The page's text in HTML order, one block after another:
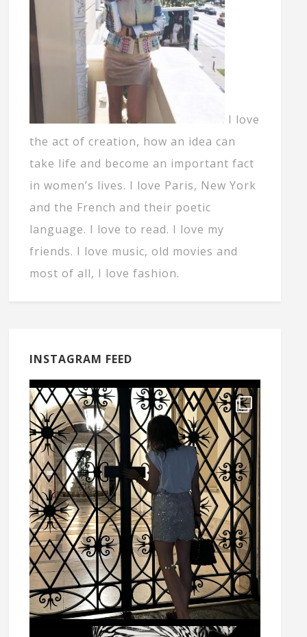
I love
the act of creation, how an idea can
take life and become an important fact
in women’s lives. I love Paris, New York
and the French and their poetic
language. I love to read. I love my
friends. I love music, old movies and
most of all, I love fashion.
INSTAGRAM FEED